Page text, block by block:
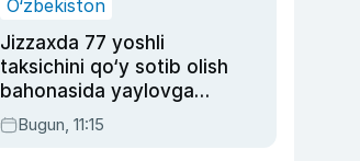
O‘zbekiston
Jizzaxda 77 yoshli
taksichini qo‘y sotib olish
bahonasida yaylovga
olib borib o‘ldirgan yigit
20 yilga qamaldi
Bugun, 11:15